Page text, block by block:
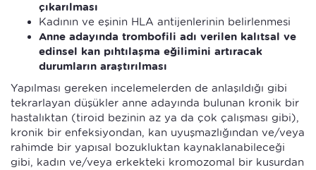
çıkarılması
Kadının ve eşinin HLA antijenlerinin belirlenmesi
Anne adayında trombofili adı verilen kalıtsal ve
edinsel kan pıhtılaşma eğilimini artıracak
durumların araştırılması
Yapılması gereken incelemelerden de anlaşıldığı gibi
tekrarlayan düşükler anne adayında bulunan kronik bir
hastalıktan (tiroid bezinin az ya da çok çalışması gibi),
kronik bir enfeksiyondan, kan uyuşmazlığından ve/veya
rahimde bir yapısal bozukluktan kaynaklanabileceği
gibi, kadın ve/veya erkekteki kromozomal bir kusurdan